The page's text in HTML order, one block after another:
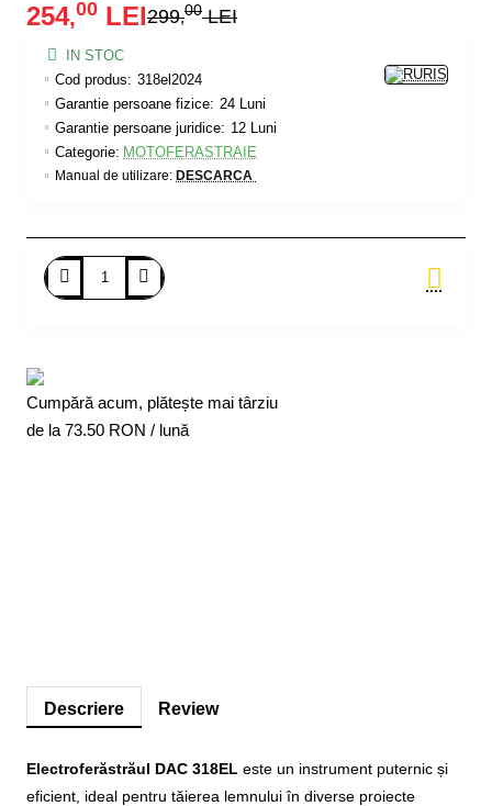
254,00 LEI299,00LEI
IN STOC
Cod produs: 318el2024
Garantie persoane fizice: 24 Luni
Manual de utilizare: DESCARCA
Garantie persoane juridice: 12 Luni
Categorie: MOTOFERASTRAIE
Cumpără acum, plătește mai târziu
de la 73.50 RON / lună
Descriere Review
Electroferăstrăul DAC 318EL este un instrument puternic și
eficient, ideal pentru tăierea lemnului în diverse proiecte